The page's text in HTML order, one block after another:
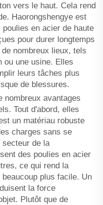
vers le haut. Cela rend
Haorongshengye est
en acier de haute
pour durer longtemps
nombreux lieux, tels
ou une usine. Elles
leurs tâches plus
de blessures.
nombreux avantages
Tout d'abord, elles
un matériau robuste
charges sans se
secteur de la
des poulies en acier
ce qui rend la
plus facile. Un
la force
Plutôt que de